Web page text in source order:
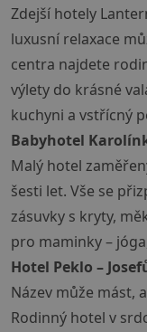
Zdejší hotely
luxusní relaxace
centra najdete
výlety do krásné
kuchyni a vstřícný
Babyhotel
Malý hotel
šesti let. Vše se
zásuvky s kryty,
pro maminky –
Hotel Peklo –
Název může mást,
Rodinný hotel v